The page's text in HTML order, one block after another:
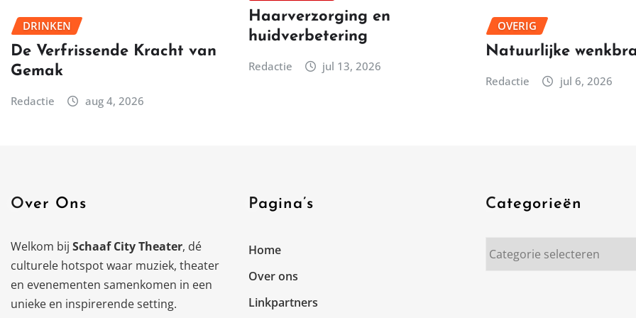
DRINKEN
De Verfrissende Kracht van
Gemak
Redactie aug 4, 2026
Haarverzorging en
huidverbetering
Redactie jul 13, 2026
OVERIG
Natuurlijke
Redactie jul 6, 2026
Over Ons
Welkom bij Schaaf City Theater, dé
culturele hotspot waar muziek, theater
en evenementen samenkomen in een
unieke en inspirerende setting.
Pagina’s
Home
Over ons
Linkpartners
Categorieën
Categorieën